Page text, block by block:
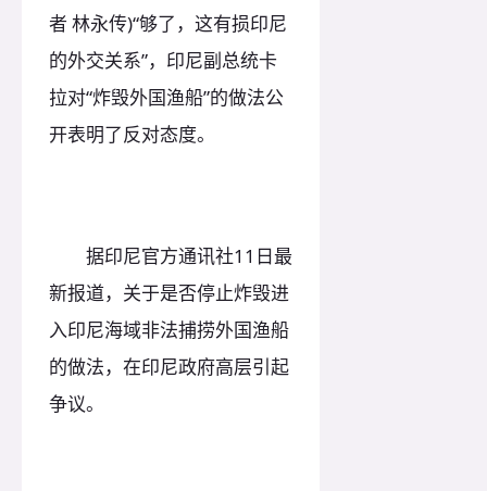
者 林永传)“够了，这有损印尼
的外交关系”，印尼副总统卡
拉对“炸毁外国渔船”的做法公
开表明了反对态度。
据印尼官方通讯社11日最
新报道，关于是否停止炸毁进
入印尼海域非法捕捞外国渔船
的做法，在印尼政府高层引起
争议。